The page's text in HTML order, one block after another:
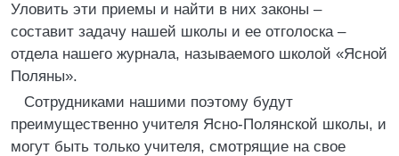
Уловить эти приемы и найти в них законы –
составит задачу нашей школы и ее отголоска –
отдела нашего журнала, называемого школой «Ясной
Поляны».
Сотрудниками нашими поэтому будут
преимущественно учителя Ясно-Полянской школы, и
могут быть только учителя, смотрящие на свое